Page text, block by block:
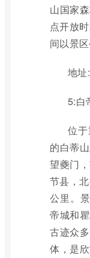
山国家
点开放
间以景区
地址
5:白
位
的白蒂
望夔门
节县，
公里。
帝城和
古迹众
体，是